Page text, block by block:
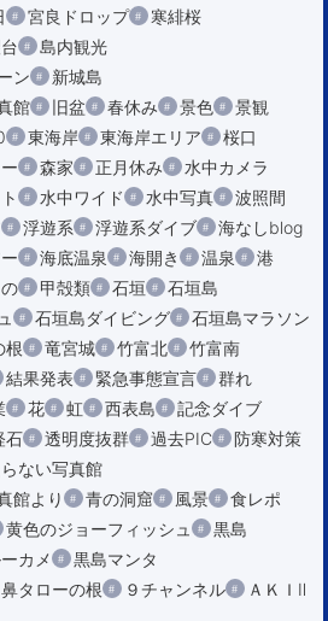
宮良ドロップ
寒緋桜
島内観光
ン
新城島
館
旧盆 春休み 景色
景観
東海岸 東海岸エリア
桜口
森家 正月休み
水中カメラ
水中ワイド 水中写真
波照間
浮遊系 浮遊系ダイブ
海なしblog
海底温泉 海開き 温泉
港
甲殻類 石垣
石垣島
石垣島ダイビング
石垣島マラソン
根 竜宮城 竹富北
竹富南
結果発表 緊急事態宣言
群れ
花 虹 西表島
記念ダイブ
石 透明度抜群 過去PIC
防寒対策
ない写真館
館より
青の洞窟 風景
食レポ
黄色のジョーフィッシュ
黒島
カメ
黒島マンタ
鼻タローの根 ９チャンネル ＡＫＩⅡ